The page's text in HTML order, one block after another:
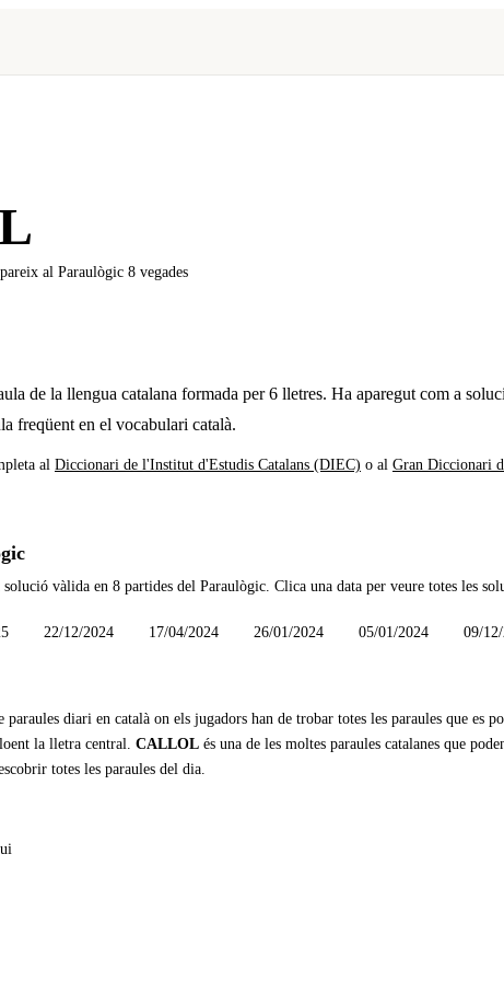
al Paraulògic 8 vegades
de la llengua catalana formada per 6 lletres. Ha aparegut com a
freqüent en el vocabulari català.
al Diccionari de l'Institut d'Estudis Catalans (DIEC) o al Gran Diccionari
solució vàlida en 8 partides del Paraulògic. Clica una data per veure totes les
22/12/2024 17/04/2024 26/01/2024 05/01/2024 09/
diari en català on els jugadors han de trobar totes les paraules que es
la lletra central. CALLOL és una de les moltes paraules catalanes que
totes les paraules del dia.